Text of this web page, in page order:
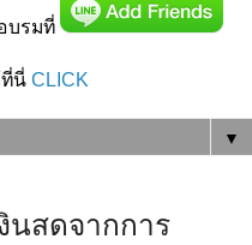
บรมที่
ที่นี่ CLICK
▼
นสดจากการ